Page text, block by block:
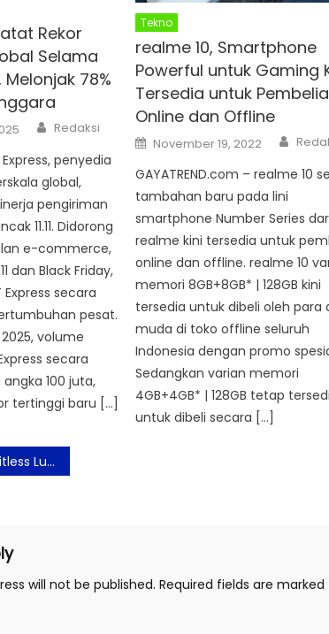
Rekor
Selama
Melonjak 78%
Author
Redaksi
Express, penyedia
global,
pengiriman
11.11. Didorong
e-commerce,
dan Black Friday,
secara
pesat.
2025, volume
secara
100 juta,
tertinggi baru […]
Tekno
realme 10, Smartphone
Powerful untuk Gaming
Tersedia untuk
Online dan Offline
Posted
on
November 19, 2022
GAYATREND.com – realme 10
tambahan baru pada lini
smartphone Number Series
realme kini tersedia untuk
online dan offline. realme 10
memori 8GB+8GB* | 128GB kini
tersedia untuk dibeli oleh para
muda di toko offline seluruh
Indonesia dengan promo
Sedangkan varian memori
4GB+4GB* | 128GB tetap
untuk dibeli secara […]
Wonderful Indonesia
will not be published. Required fields are marked